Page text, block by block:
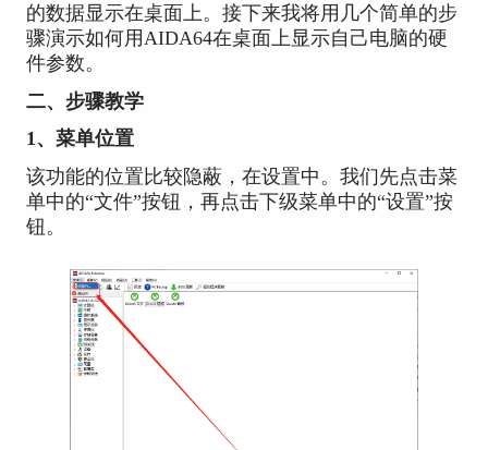
的数据显示在桌面上。接下来我将用几个简单的步
骤演示如何用AIDA64在桌面上显示自己电脑的硬
件参数。
二、步骤教学
1、菜单位置
该功能的位置比较隐蔽，在设置中。我们先点击菜
单中的“文件”按钮，再点击下级菜单中的“设置”按
钮。